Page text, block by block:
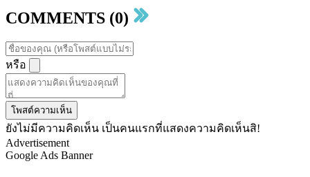
COMMENTS (0)
หรือ
โพสต์ความเห็น
ยังไม่มีความคิดเห็น เป็นคนแรกที่แสดงความคิดเห็นสิ!
Advertisement
Google Ads Banner